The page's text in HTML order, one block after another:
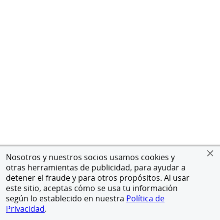
Nosotros y nuestros socios usamos cookies y
otras herramientas de publicidad, para ayudar a
detener el fraude y para otros propósitos. Al usar
este sitio, aceptas cómo se usa tu información
según lo establecido en nuestra Política de
Privacidad.